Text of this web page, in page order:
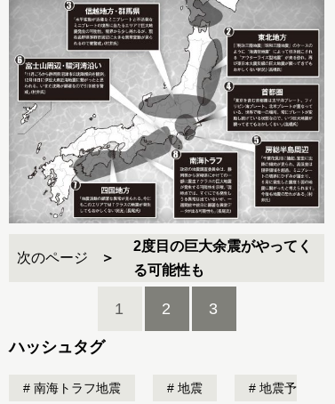
次のページ
2度目の巨大余震がやってく
る可能性も
1 2 3
ハッシュタグ
南海トラフ地震 地震 地震予